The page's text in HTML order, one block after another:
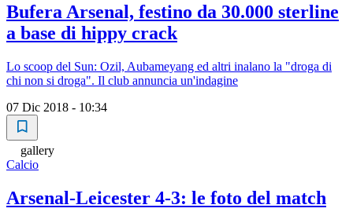
Bufera Arsenal, festino da 30.000 sterline
a base di hippy crack
Lo scoop del Sun: Ozil, Aubameyang ed altri inalano la "droga di
chi non si droga". Il club annuncia un'indagine
07 Dic 2018 - 10:34
gallery
Calcio
Arsenal-Leicester 4-3: le foto del match